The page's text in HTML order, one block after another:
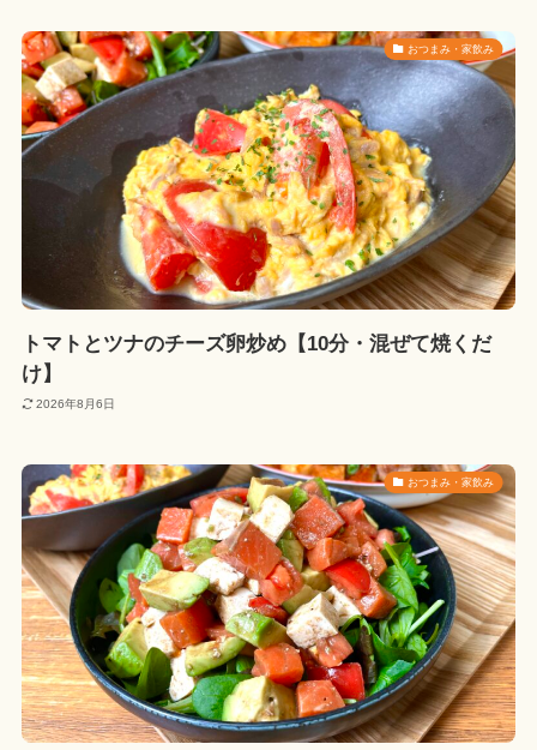
おつまみ・家飲み
トマトとツナのチーズ卵炒め【10分・混ぜて焼くだ
け】
2026年8月6日
おつまみ・家飲み